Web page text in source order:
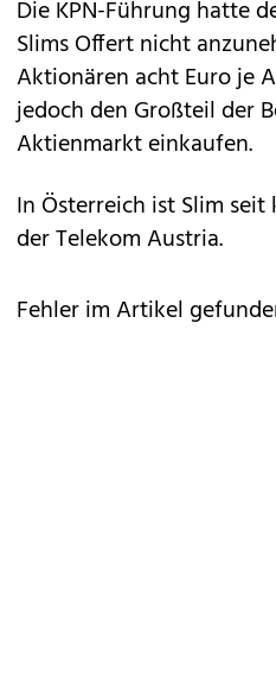
Die KPN-Führung hatte
Slims Offert nicht
Aktionären acht Euro je
jedoch den Großteil der
Aktienmarkt einkaufen.
In Österreich ist Slim
der Telekom Austria.
Fehler im Artikel